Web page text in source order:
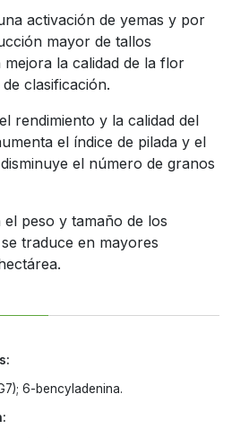
Jamaica
Nicaragua
Panama
Paraguay
Peru
Trinidad and
Tobago
activación de yemas y por
mayor de tallos
la calidad de la flor
clasificación.
rendimiento y la calidad del
el índice de pilada y el
el número de granos
el peso y tamaño de los
traduce en mayores
6-bencyladenina.